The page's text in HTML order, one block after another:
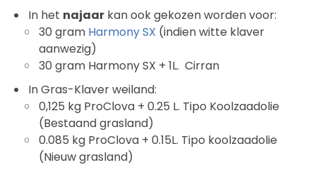
In het najaar kan ook gekozen worden voor:
30 gram Harmony SX (indien witte klaver
aanwezig)
30 gram Harmony SX + 1L. Cirran
In Gras-Klaver weiland:
0,125 kg ProClova + 0.25 L. Tipo Koolzaadolie
(Bestaand grasland)
0.085 kg ProClova + 0.15L. Tipo koolzaadolie
(Nieuw grasland)